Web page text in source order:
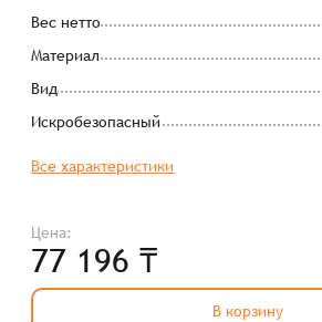
Вес нетто
Материал
Вид
Искробезопасный
Все характеристики
Цена:
77 196 ₸
В корзину